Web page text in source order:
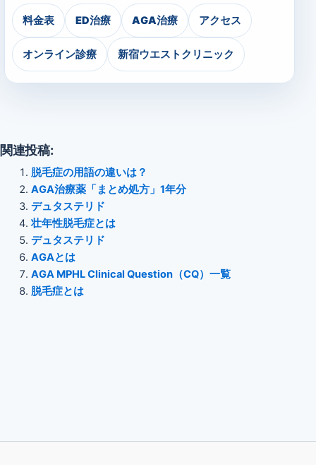
料金表 ED治療 AGA治療 アクセス
オンライン診療 新宿ウエストクリニック
関連投稿:
脱毛症の用語の違いは？
AGA治療薬「まとめ処方」1年分
デュタステリド
壮年性脱毛症とは
デュタステリド
AGAとは
AGA MPHL Clinical Question（CQ）一覧
脱毛症とは